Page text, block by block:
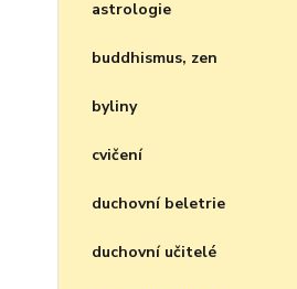
astrologie
buddhismus, zen
byliny
cvičení
duchovní beletrie
duchovní učitelé